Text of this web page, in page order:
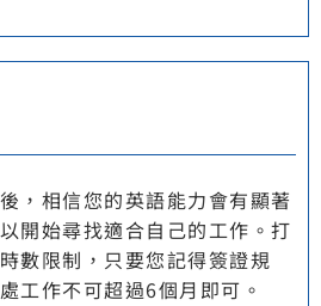
，相信您的英語能力會有顯著
開始尋找適合自己的工作。打
數限制，只要您記得簽證規
工作不可超過6個月即可。